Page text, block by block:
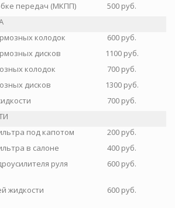
передач (МКПП)
500 руб.
колодок
600 руб.
дисков
1100 руб.
колодок
700 руб.
дисков
1300 руб.
700 руб.
под капотом
200 руб.
в салоне
400 руб.
руля
600 руб.
жидкости
600 руб.